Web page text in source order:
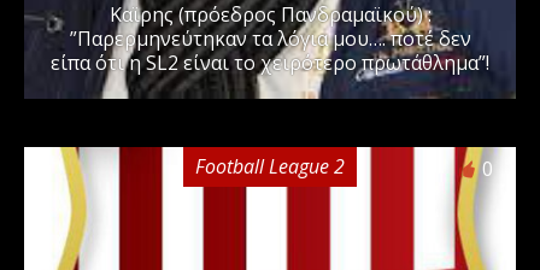
Καϊρης (πρόεδρος Πανδραμαϊκού) :
”Παρερμηνεύτηκαν τα λόγια μου…. ποτέ δεν
είπα ότι η SL2 είναι το χειρότερο πρωτάθλημα”!
Football League 2 0